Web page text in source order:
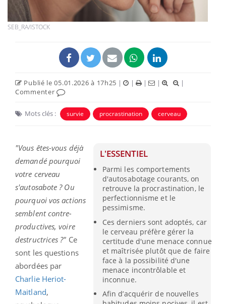
SEB_RA/ISTOCK
Publié le 05.01.2026 à 17h25 | | | |
|
Commenter
Mots clés : survie procrastination cerveau
L'ESSENTIEL
Parmi les comportements
d'autosabotage courants, on
retrouve la procrastination, le
perfectionnisme et le
pessimisme.
Ces derniers sont adoptés, car
le cerveau préfère gérer la
certitude d'une menace connue
et maîtrisée plutôt que de faire
face à la possibilité d'une
menace incontrôlable et
inconnue.
Afin d’acquérir de nouvelles
"Vous êtes-vous déjà
demandé pourquoi
votre cerveau
s'autosabote ? Ou
pourquoi vos actions
semblent contre-
productives, voire
destructrices ?" Ce
sont les questions
abordées par
Charlie Heriot-
Maitland,